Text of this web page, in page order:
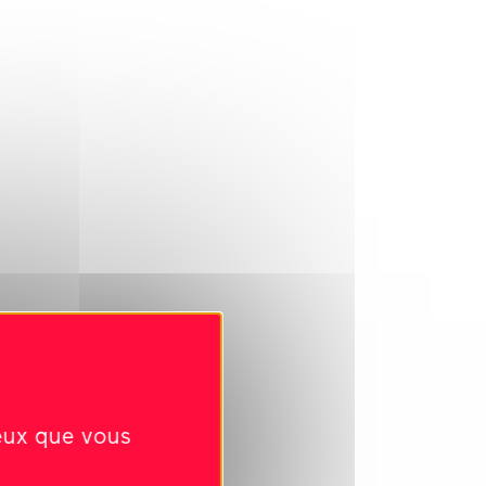
que vous